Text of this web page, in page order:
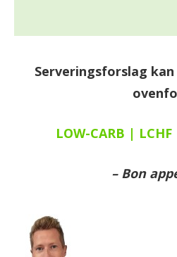
Serveringsforslag
LOW-CARB |
– Bon